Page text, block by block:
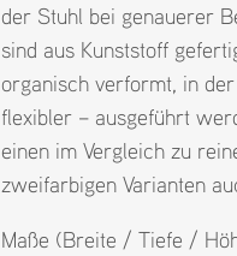
der Stuhl bei genauerer
sind aus Kunststoff
organisch verformt, in
flexibler – ausgeführt
einen im Vergleich zu
zweifarbigen Varianten
Maße (Breite / Tiefe /